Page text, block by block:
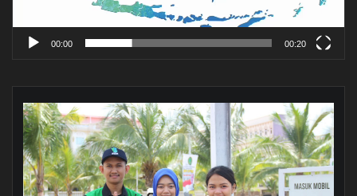
00:00 00:20